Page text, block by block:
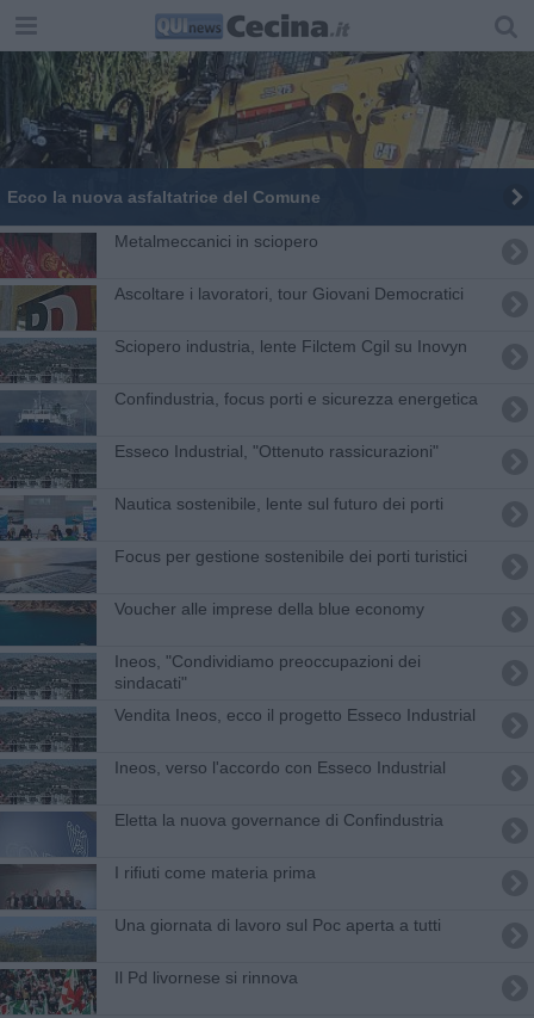
Ecco la nuova asfaltatrice del Comune
Metalmeccanici in sciopero
Ascoltare i lavoratori, tour Giovani Democratici
Sciopero industria, lente Filctem Cgil su Inovyn
Confindustria, focus porti e sicurezza energetica
Esseco Industrial, "Ottenuto rassicurazioni"
Nautica sostenibile, lente sul futuro dei porti
Focus per gestione sostenibile dei porti turistici
Voucher alle imprese della blue economy
Ineos, "Condividiamo preoccupazioni dei
sindacati"
Vendita Ineos, ecco il progetto Esseco Industrial
Ineos, verso l'accordo con Esseco Industrial
Eletta la nuova governance di Confindustria
I rifiuti come materia prima
Una giornata di lavoro sul Poc aperta a tutti
Il Pd livornese si rinnova